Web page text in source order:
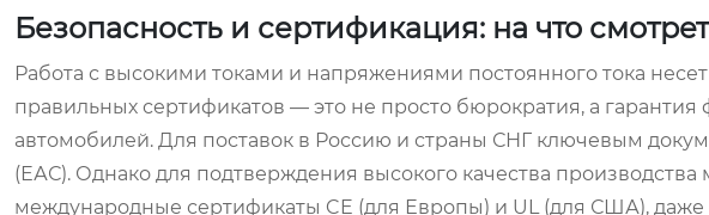
Безопасность и сертификация: на что
Работа с высокими токами и напряжениями постоянного тока
правильных сертификатов — это не просто бюрократия, а
автомобилей. Для поставок в Россию и страны СНГ ключевым
(ЕАС). Однако для подтверждения высокого качества
международные сертификаты CE (для Европы) и UL (для США),